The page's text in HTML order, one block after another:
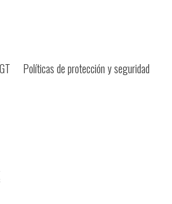
Políticas de protección y seguridad